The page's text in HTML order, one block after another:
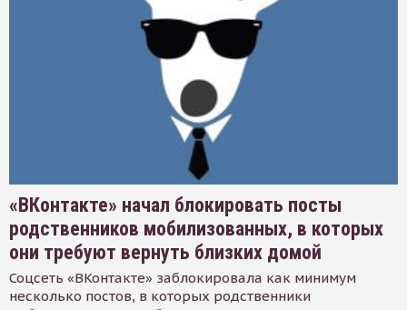
«ВКонтакте» начал блокировать посты
родственников мобилизованных, в которых
они требуют вернуть близких домой
Соцсеть «ВКонтакте» заблокировала как минимум
несколько постов, в которых родственники